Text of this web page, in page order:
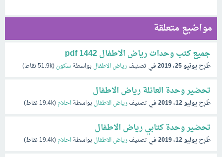
مواضيع متعلقة
جميع كتب وحدات رياض الاطفال 1442 pdf
طُرِحيونيو 25، 2019 في تصنيفرياض الاطفالبواسطةسكون(
51.9kنقاط)
تحضير وحدة العائلة رياض الاطفال
طُرِحيوليو 12، 2019 في تصنيفرياض الاطفالبواسطةاحلام(
19.4kنقاط)
تحضير وحدة كتابي رياض الاطفال
طُرِحيوليو 12، 2019 في تصنيفرياض الاطفالبواسطةاحلام(
19.4kنقاط)